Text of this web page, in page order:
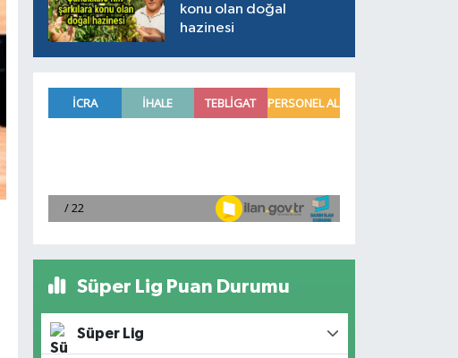
konu olan doğal
hazinesi
Süper Lig Puan Durumu
Süper Lig